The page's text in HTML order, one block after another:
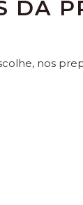
DA
nos